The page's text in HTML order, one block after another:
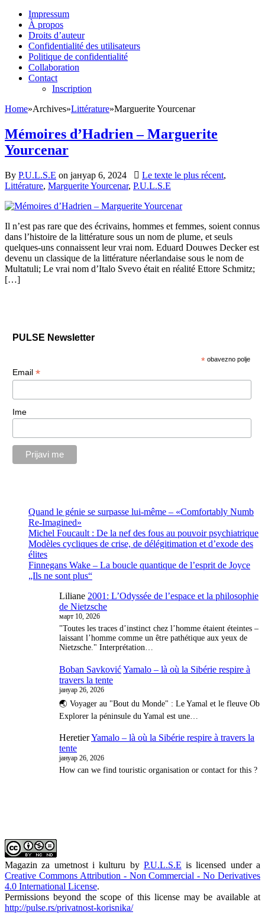
Impressum
À propos
Droits d’auteur
Confidentialité des utilisateurs
Politique de confidentialité
Collaboration
Contact
Inscription
Home»Archives»Littérature»Marguerite Yourcenar
Mémoires d’Hadrien – Marguerite
Yourcenar
By P.U.L.S.E on јануар 6, 2024 Le texte le plus récent,
Littérature, Marguerite Yourcenar, P.U.L.S.E
Il n’est pas rare que des écrivains, hommes et femmes, soient connus
dans l’histoire de la littérature sous un nom de plume, et seuls
quelques-uns connaissent leur vrai nom. Eduard Douwes Decker est
devenu un classique de la littérature néerlandaise sous le nom de
Multatuli; Le vrai nom d’Italo Svevo était en réalité Ettore Schmitz;
[…]
PULSE Newsletter
* obavezno polje
Email *
Ime
Quand le génie se surpasse lui-même – «Comfortably Numb
Re-Imagined»
Michel Foucault : De la nef des fous au pouvoir psychiatrique
Modèles cycliques de crise, de délégitimation et d’exode des
élites
Finnegans Wake – La boucle quantique de l’esprit de Joyce
„Ils ne sont plus“
Liliane 2001: L’Odyssée de l’espace et la philosophie
de Nietzsche
март 10, 2026
"Toutes les traces d’instinct chez l’homme étaient éteintes –
laissant l’homme comme un être pathétique aux yeux de
Nietzsche." Interprétation…
Boban SavkovićYamalo – là où la Sibérie respire à
travers la tente
јануар 26, 2026
🌏 Voyager au "Bout du Monde" : Le Yamal et le fleuve Ob
Explorer la péninsule du Yamal est une…
HeretierYamalo – là où la Sibérie respire à travers la
tente
јануар 26, 2026
How can we find touristic organisation or contact for this ?
Magazin za umetnost i kulturu by P.U.L.S.E is licensed under a
Creative Commons Attribution - Non Commercial - No Derivatives
4.0 International License.
Permissions beyond the scope of this license may be available at
http://pulse.rs/privatnost-korisnika/